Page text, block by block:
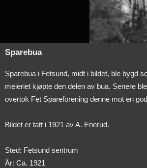
Sparebua
Sparebua i Fetsund, midt i bildet, ble bygd
meieriet kjøpte den delen av bua. Senere
overtok Fet Spareforening denne mot en
Bildet er tatt i 1921 av A. Enerud.
Sted: Fetsund sentrum
År: Ca. 1921